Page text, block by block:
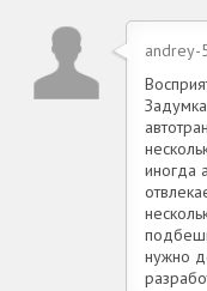
andrey-
иногда
нужно